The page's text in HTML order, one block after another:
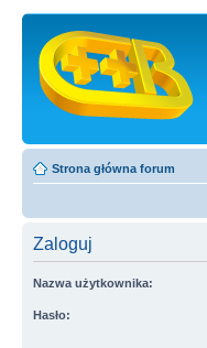
Strona główna forum
Zaloguj
Nazwa użytkownika:
Hasło: